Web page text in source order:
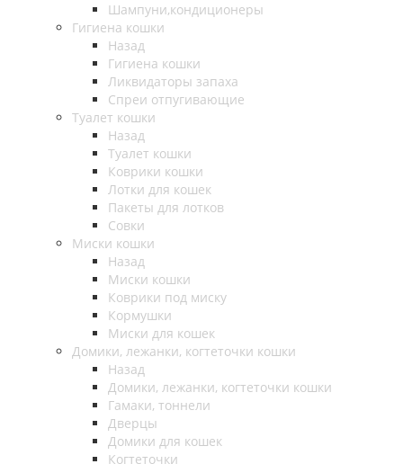
Шампуни,кондиционеры
Гигиена кошки
Назад
Гигиена кошки
Ликвидаторы запаха
Спреи отпугивающие
Туалет кошки
Назад
Туалет кошки
Коврики кошки
Лотки для кошек
Пакеты для лотков
Совки
Миски кошки
Назад
Миски кошки
Коврики под миску
Кормушки
Миски для кошек
Домики, лежанки, когтеточки кошки
Назад
Домики, лежанки, когтеточки кошки
Гамаки, тоннели
Дверцы
Домики для кошек
Когтеточки